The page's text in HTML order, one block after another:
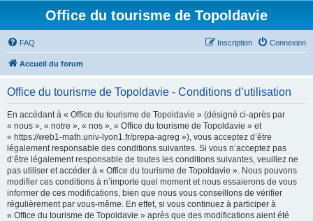
Office du tourisme de Topoldavie
FAQ Connexion
Inscription
Accueil du forum
Office du tourisme de Topoldavie - Conditions d’utilisation
En accédant à « Office du tourisme de Topoldavie » (désigné ci-après par
« nous », « notre », « nos », « Office du tourisme de Topoldavie » et
« https://web1-math.univ-lyon1.fr/prepa-agreg »), vous acceptez d’être
légalement responsable des conditions suivantes. Si vous n’acceptez pas
d’être légalement responsable de toutes les conditions suivantes, veuillez ne
pas utiliser et accéder à « Office du tourisme de Topoldavie ». Nous pouvons
modifier ces conditions à n’importe quel moment et nous essaierons de vous
informer de ces modifications, bien que nous vous conseillons de vérifier
régulièrement par vous-même. En effet, si vous continuez à participer à
« Office du tourisme de Topoldavie » après que des modifications aient été